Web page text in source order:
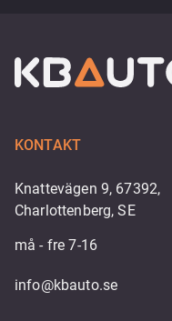
KONTAKT
Knattevägen 9, 67392,
Charlottenberg, SE
må - fre 7-16
info@kbauto.se